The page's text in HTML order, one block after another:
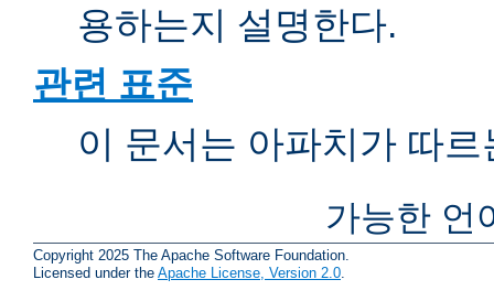
용하는지 설명한다.
관련 표준
이 문서는 아파치가 따
가능한 언
Copyright 2025 The Apache Software Foundation.
Licensed under the Apache License, Version 2.0